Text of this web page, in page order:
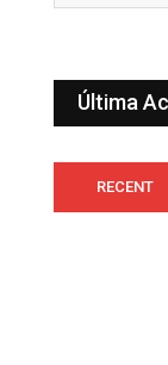
Última
RECENT